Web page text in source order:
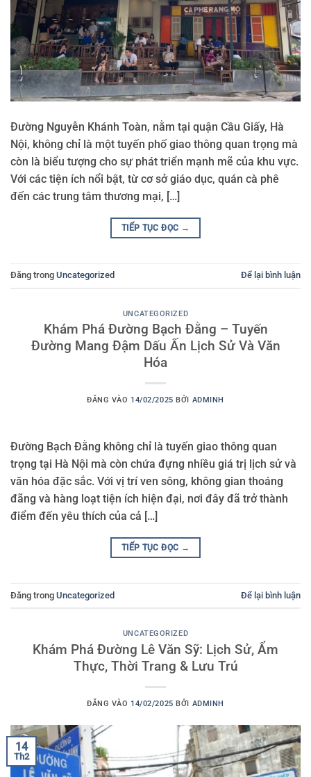
Đường Nguyễn Khánh Toàn, nằm tại quận Cầu Giấy, Hà
Nội, không chỉ là một tuyến phố giao thông quan trọng mà
còn là biểu tượng cho sự phát triển mạnh mẽ của khu vực.
Với các tiện ích nổi bật, từ cơ sở giáo dục, quán cà phê
đến các trung tâm thương mại, […]
TIẾP TỤC ĐỌC →
Đăng trong Uncategorized Để lại bình luận
UNCATEGORIZED
Khám Phá Đường Bạch Đằng – Tuyến
Đường Mang Đậm Dấu Ấn Lịch Sử Và Văn
Hóa
ĐĂNG VÀO 14/02/2025 BỞI ADMINH
Đường Bạch Đằng không chỉ là tuyến giao thông quan
trọng tại Hà Nội mà còn chứa đựng nhiều giá trị lịch sử và
văn hóa đặc sắc. Với vị trí ven sông, không gian thoáng
đãng và hàng loạt tiện ích hiện đại, nơi đây đã trở thành
điểm đến yêu thích của cả […]
TIẾP TỤC ĐỌC →
Đăng trong Uncategorized Để lại bình luận
UNCATEGORIZED
Khám Phá Đường Lê Văn Sỹ: Lịch Sử, Ẩm
Thực, Thời Trang & Lưu Trú
ĐĂNG VÀO 14/02/2025 BỞI ADMINH
14
Th2